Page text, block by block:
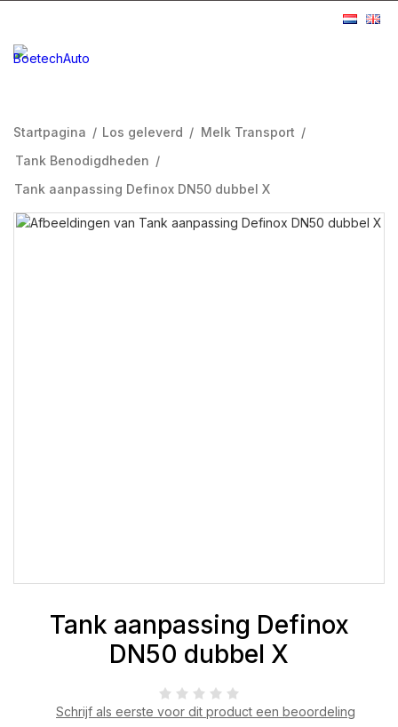
Startpagina / Los geleverd / Melk Transport /
Tank Benodigdheden /
Tank aanpassing Definox DN50 dubbel X
Tank aanpassing Definox
DN50 dubbel X
Schrijf als eerste voor dit product een beoordeling